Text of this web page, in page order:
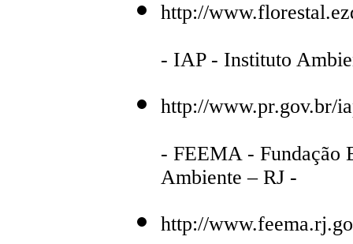
http://
- IAP - Instituto
http://www.pr.gov.br/
- FEEMA - Fundação
Ambiente – RJ -
http://